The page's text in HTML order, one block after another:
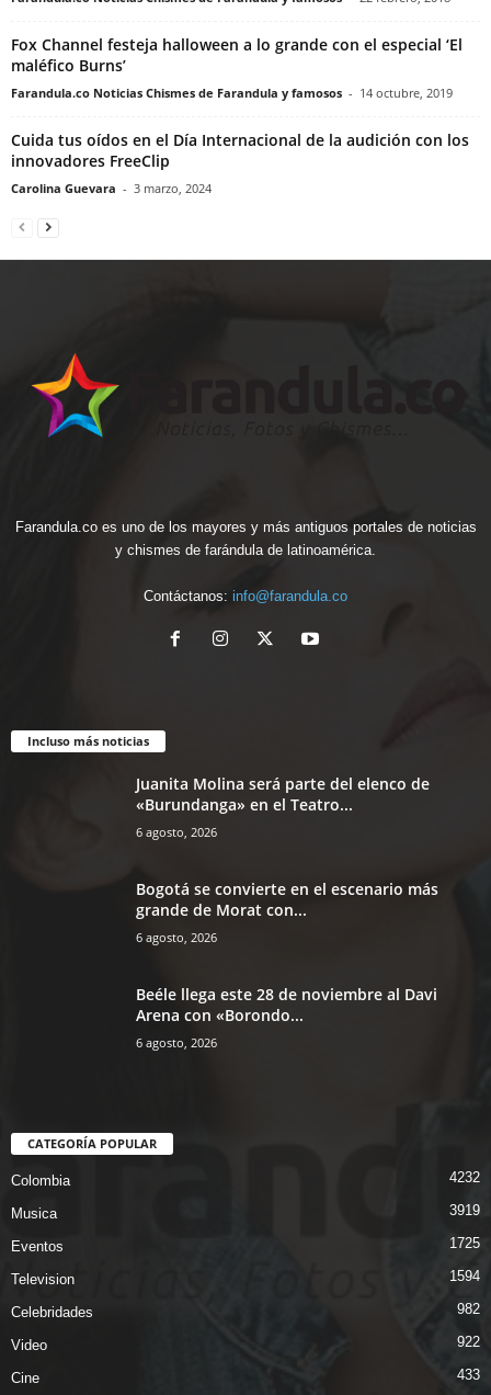
Fox Channel festeja halloween a lo grande con el especial ‘El
maléfico Burns’
Farandula.co Noticias Chismes de Farandula y famosos - 14 octubre, 2019
Cuida tus oídos en el Día Internacional de la audición con los
innovadores FreeClip
Carolina Guevara - 3 marzo, 2024
Farandula.co es uno de los mayores y más antiguos portales de noticias
y chismes de farándula de latinoamérica.
Contáctanos: info@farandula.co
Incluso más noticias
Juanita Molina será parte del elenco de
«Burundanga» en el Teatro...
6 agosto, 2026
Bogotá se convierte en el escenario más
grande de Morat con...
6 agosto, 2026
Beéle llega este 28 de noviembre al Davi
Arena con «Borondo...
6 agosto, 2026
CATEGORÍA POPULAR
Colombia 4232
Musica 3919
Eventos 1725
Television 1594
Celebridades 982
Video 922
Cine 433